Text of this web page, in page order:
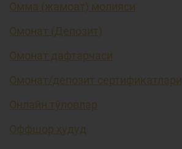
Омма (жамоат) молияси
Омонат (Депозит)
Омонат дафтарчаси
Омонат/депозит сертификатлари
Онлайн тўловлар
Оффшор ҳудуд